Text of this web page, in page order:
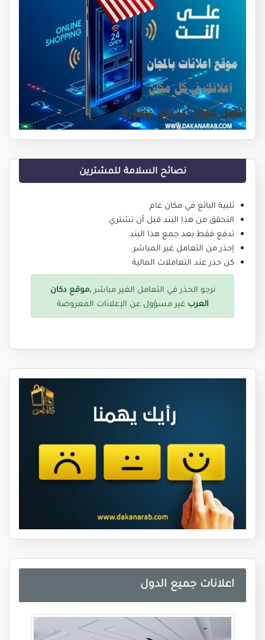
نصائح السلامة للمشترين
تلبية البائع في مكان عام
التحقق من هذا البند قبل أن تشتري
تدفع فقط بعد جمع هذا البند
إحذر من التعامل غير المباشر
كن حذر عند التعاملات المالية
نرجو الحذر في التعامل الغير مباشر ,موقع دكان
العرب غير مسؤول عن الإعلانات المعروضة
اعلانات جميع الدول